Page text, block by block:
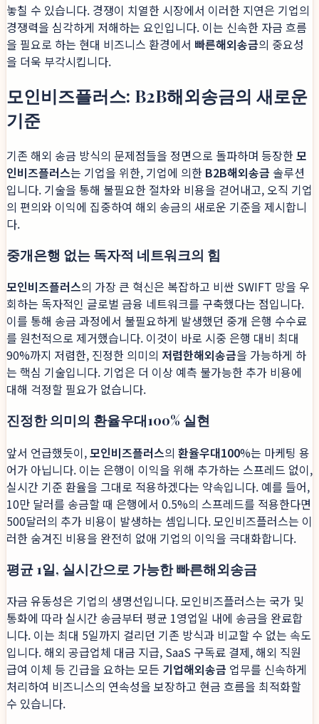
놓칠 수 있습니다. 경쟁이 치열한 시장에서 이러한 지연은 기업의
경쟁력을 심각하게 저해하는 요인입니다. 이는 신속한 자금 흐름
을 필요로 하는 현대 비즈니스 환경에서 빠른해외송금의 중요성
을 더욱 부각시킵니다.
모인비즈플러스: B2B해외송금의 새로운
기준
기존 해외 송금 방식의 문제점들을 정면으로 돌파하며 등장한모
인비즈플러스는 기업을 위한, 기업에 의한 B2B해외송금 솔루션
입니다. 기술을 통해 불필요한 절차와 비용을 걷어내고, 오직 기업
의 편의와 이익에 집중하여 해외 송금의 새로운 기준을 제시합니
다.
중개은행 없는 독자적 네트워크의 힘
모인비즈플러스의 가장 큰 혁신은 복잡하고 비싼 SWIFT 망을 우
회하는 독자적인 글로벌 금융 네트워크를 구축했다는 점입니다.
이를 통해 송금 과정에서 불필요하게 발생했던 중개 은행 수수료
를 원천적으로 제거했습니다. 이것이 바로 시중 은행 대비 최대
90%까지 저렴한, 진정한 의미의 저렴한해외송금을 가능하게 하
는 핵심 기술입니다. 기업은 더 이상 예측 불가능한 추가 비용에
대해 걱정할 필요가 없습니다.
진정한 의미의 환율우대100% 실현
앞서 언급했듯이,모인비즈플러스의 환율우대100%는 마케팅 용
어가 아닙니다. 이는 은행이 이익을 위해 추가하는 스프레드 없이,
실시간 기준 환율을 그대로 적용하겠다는 약속입니다. 예를 들어,
10만 달러를 송금할 때 은행에서 0.5%의 스프레드를 적용한다면
500달러의 추가 비용이 발생하는 셈입니다. 모인비즈플러스는 이
러한 숨겨진 비용을 완전히 없애 기업의 이익을 극대화합니다.
평균 1일, 실시간으로 가능한 빠른해외송금
자금 유동성은 기업의 생명선입니다. 모인비즈플러스는 국가 및
통화에 따라 실시간 송금부터 평균 1영업일 내에 송금을 완료합
니다. 이는 최대 5일까지 걸리던 기존 방식과 비교할 수 없는 속도
입니다. 해외 공급업체 대금 지급, SaaS 구독료 결제, 해외 직원
급여 이체 등 긴급을 요하는 모든 기업해외송금 업무를 신속하게
처리하여 비즈니스의 연속성을 보장하고 현금 흐름을 최적화할
수 있습니다.